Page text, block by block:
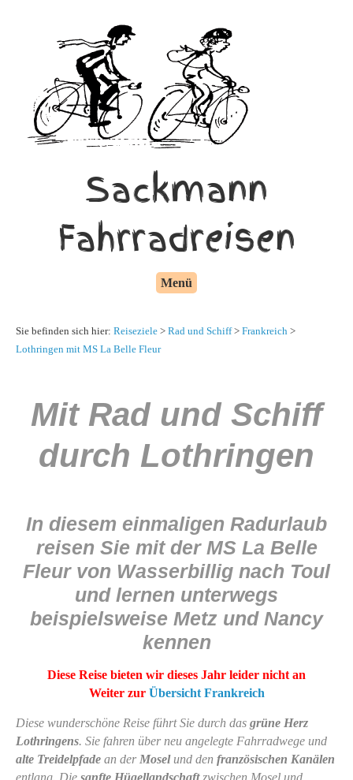
Sackmann
Fahrradreisen
Menü
Sie befinden sich hier: Reiseziele > Rad und Schiff> Frankreich >
Lothringen mit MS La Belle Fleur
Mit Rad und Schiff
durch Lothringen
In diesem einmaligen Radurlaub
reisen Sie mit der MS La Belle
Fleur von Wasserbillig nach Toul
und lernen unterwegs
beispielsweise Metz und Nancy
kennen
Diese Reise bieten wir dieses Jahr leider nicht an
Weiter zur Übersicht Frankreich
Diese wunderschöne Reise führt Sie durch das grüne Herz
Lothringens. Sie fahren über neu angelegte Fahrradwege und
alte Treidelpfade an der Moselund den französischen Kanälen
entlang. Die sanfte Hügellandschaftzwischen Mosel und